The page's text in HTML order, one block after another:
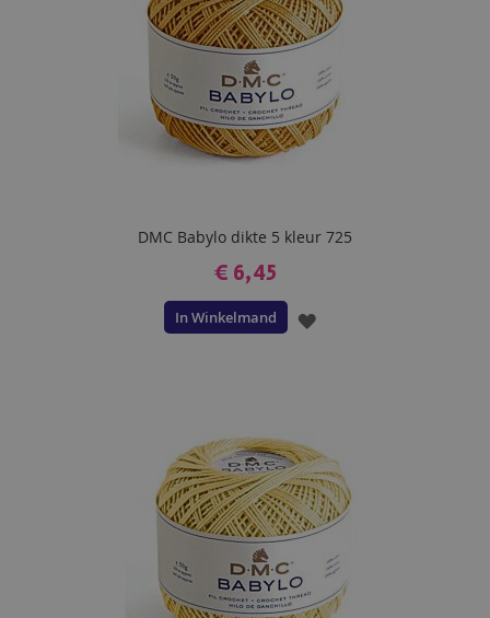
DMC Babylo dikte 5 kleur 725
€ 6,45
In Winkelmand
VOEG